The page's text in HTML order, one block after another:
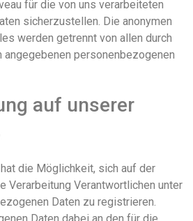
für die von uns verarbeiteten
sicherzustellen. Die anonymen
werden getrennt von allen durch
personenbezogenen
auf unserer
die Möglichkeit, sich auf der
Verarbeitung Verantwortlichen unter
Daten zu registrieren.